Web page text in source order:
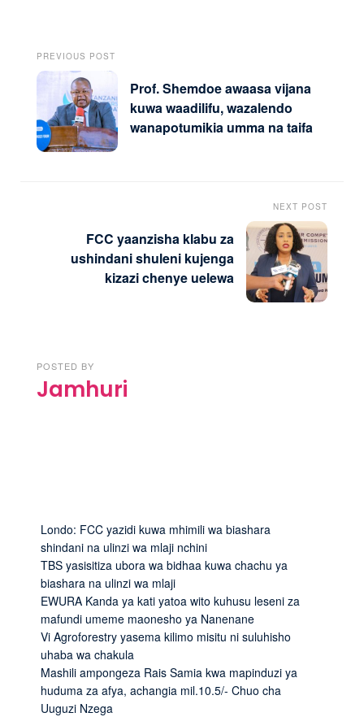
PREVIOUS POST
Prof. Shemdoe awaasa vijana
kuwa waadilifu, wazalendo
wanapotumikia umma na taifa
NEXT POST
FCC yaanzisha klabu za
ushindani shuleni kujenga
kizazi chenye uelewa
POSTED BY
Jamhuri
Londo: FCC yazidi kuwa mhimili wa biashara
shindani na ulinzi wa mlaji nchini
TBS yasisitiza ubora wa bidhaa kuwa chachu ya
biashara na ulinzi wa mlaji
EWURA Kanda ya kati yatoa wito kuhusu leseni za
mafundi umeme maonesho ya Nanenane
Vi Agroforestry yasema kilimo misitu ni suluhisho
uhaba wa chakula
Mashili ampongeza Rais Samia kwa mapinduzi ya
huduma za afya, achangia mil.10.5/- Chuo cha
Uuguzi Nzega